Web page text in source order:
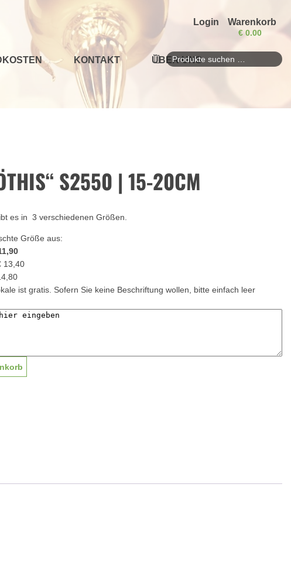
Login Warenkorb
€ 0.00
KONTAKT ÜBER UNS
Suchen
S2550 | 15-20CM
es in 3 verschiedenen Größen.
Größe aus:
13,40
ist gratis. Sofern Sie keine Beschriftung wollen, bitte einfach leer